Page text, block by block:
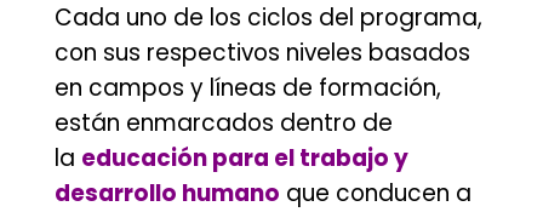
Cada uno de los ciclos del programa,
con sus respectivos niveles basados
en campos y líneas de formación,
están enmarcados dentro de
la educación para el trabajo y
desarrollo humano que conducen a